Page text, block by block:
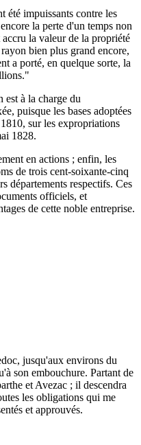
été impuissants contre les
la perte d'un temps non
la valeur de la propriété
bien plus grand encore,
a porté, en quelque sorte, la
est à la charge du
puisque les bases adoptées
sur les expropriations
1828.
en actions ; enfin, les
de trois cent-soixante-cinq
départements respectifs. Ces
officiels, et
de cette noble entreprise.
jusqu'aux environs du
son embouchure. Partant de
et Avezac ; il descendra
les obligations qui me
et approuvés.